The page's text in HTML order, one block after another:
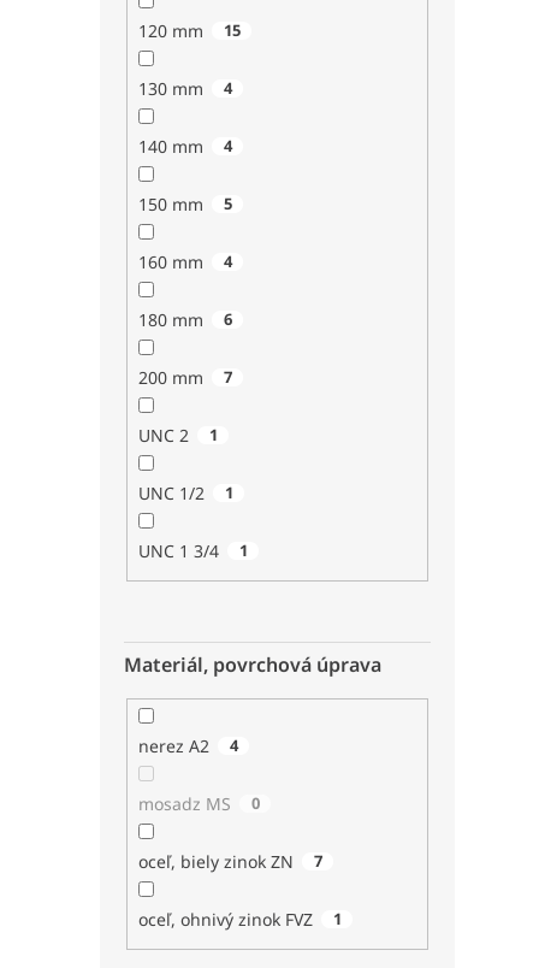
120 mm 15
130 mm 4
140 mm 4
150 mm 5
160 mm 4
180 mm 6
200 mm 7
UNC 2 1
UNC 1/2 1
UNC 1 3/4 1
Materiál, povrchová úprava
nerez A2 4
mosadz MS 0
oceľ, biely zinok ZN 7
oceľ, ohnivý zinok FVZ 1